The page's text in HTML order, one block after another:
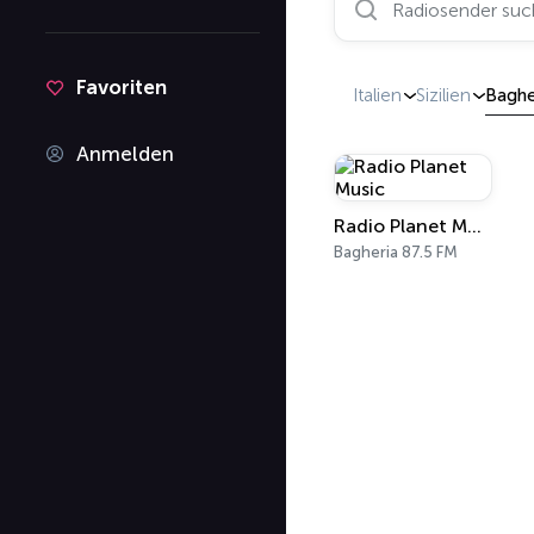
Favoriten
Anmelden
Italien Sizilien
Radio Planet Music
Bagheria 87.5 FM